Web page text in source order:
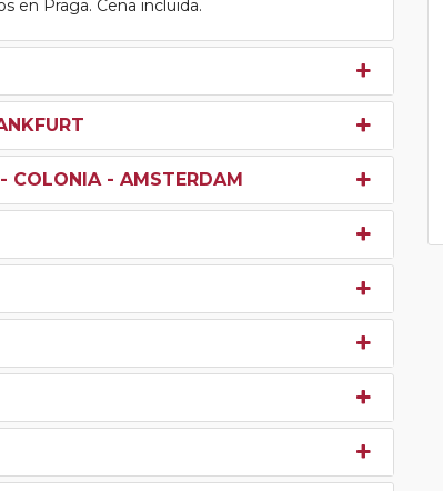
en Praga. Cena incluida.
COLONIA - AMSTERDAM